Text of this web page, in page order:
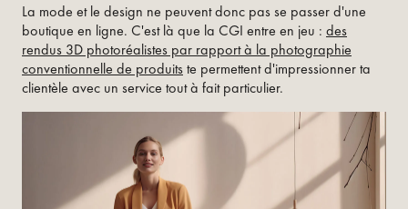
La mode et le design ne peuvent donc pas se passer d'une
boutique en ligne. C'est là que la CGI entre en jeu : des
rendus 3D photoréalistes par rapport à la photographie
conventionnelle de produitste permettent d'impressionner ta
clientèle avec un service tout à fait particulier.